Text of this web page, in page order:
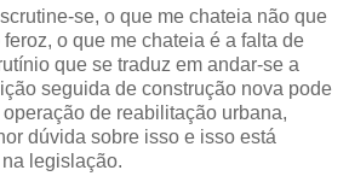
se, o que me chateia não que
o que me chateia é a falta de
que se traduz em andar-se a
seguida de construção nova pode
de reabilitação urbana,
dúvida sobre isso e isso está
legislação.